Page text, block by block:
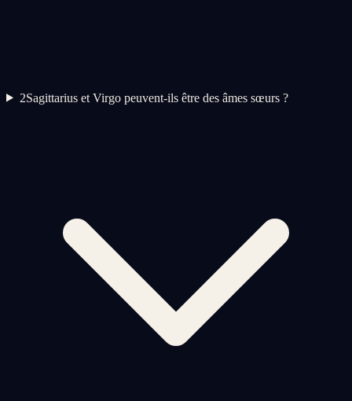
2Sagittarius et Virgo peuvent-ils être des âmes sœurs ?